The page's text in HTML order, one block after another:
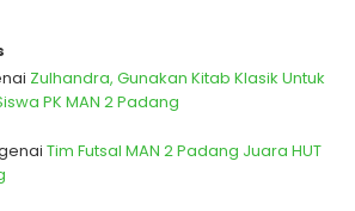
Zulhandra, Gunakan Kitab Klasik Untuk
PK MAN 2 Padang
Tim Futsal MAN 2 Padang Juara HUT